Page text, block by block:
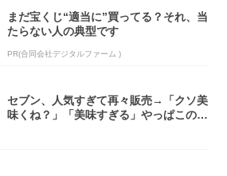
まだ宝くじ“適当に”買ってる？それ、当
たらない人の典型です
PR(合同会社デジタルファーム )
セブン、人気すぎて再々販売→「クソ美
味くね？」「美味すぎる」やっぱこのク